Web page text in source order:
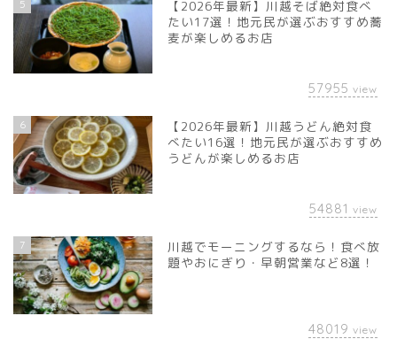
5
【2026年最新】川越そば絶対食べ
たい17選！地元民が選ぶおすすめ蕎
麦が楽しめるお店
57955 view
6
【2026年最新】川越うどん絶対食
べたい16選！地元民が選ぶおすすめ
うどんが楽しめるお店
54881 view
7
川越でモーニングするなら！食べ放
題やおにぎり・早朝営業など8選！
48019 view